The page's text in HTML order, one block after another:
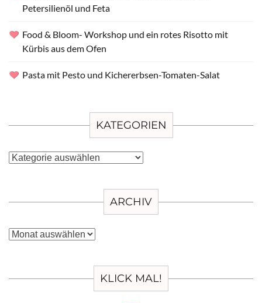
Petersilienöl und Feta
Food & Bloom- Workshop und ein rotes Risotto mit
Kürbis aus dem Ofen
Pasta mit Pesto und Kichererbsen-Tomaten-Salat
KATEGORIEN
Kategorien
ARCHIV
Archiv
KLICK MAL!